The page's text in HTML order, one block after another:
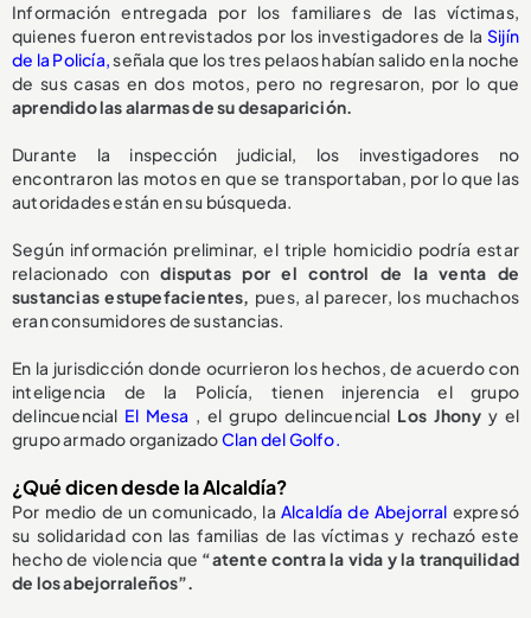
Información entregada por los familiares de las víctimas,
quienes fueron entrevistados por los investigadores de la Sijín
de la Policía,señala que los tres pelaos habían salido en la noche
de sus casas en dos motos, pero no regresaron, por lo que
aprendido las alarmas de su desaparición.
Durante la inspección judicial, los investigadores no
encontraron las motos en que se transportaban, por lo que las
autoridades están en su búsqueda.
Según información preliminar, el triple homicidio podría estar
relacionado condisputas por el control de la venta de
sustancias estupefacientes, pues, al parecer, los muchachos
eran consumidores de sustancias.
En la jurisdicción donde ocurrieron los hechos, de acuerdo con
inteligencia de la Policía, tienen injerencia el grupo
delincuencial El Mesa , el grupo delincuencial Los Jhonyy el
grupo armado organizadoClan del Golfo.
¿Qué dicen desde la Alcaldía?
Por medio de un comunicado, la Alcaldía de Abejorral expresó
su solidaridad con las familias de las víctimas y rechazó este
hecho de violencia que “atente contra la vida y la tranquilidad
de los abejorraleños”.